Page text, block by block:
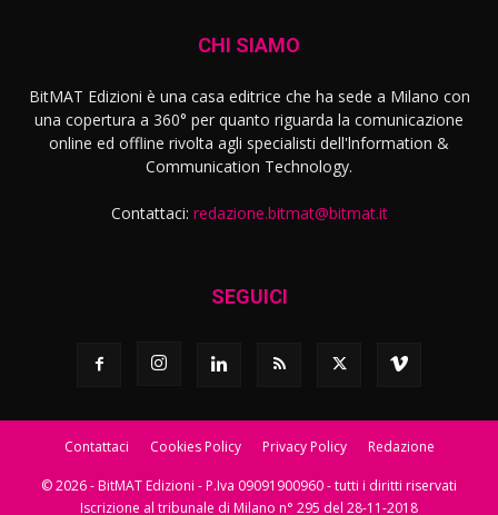
CHI SIAMO
BitMAT Edizioni è una casa editrice che ha sede a Milano con
una copertura a 360° per quanto riguarda la comunicazione
online ed offline rivolta agli specialisti dell'lnformation &
Communication Technology.
Contattaci: redazione.bitmat@bitmat.it
SEGUICI
Contattaci Cookies Policy Privacy Policy Redazione
© 2026 - BitMAT Edizioni - P.Iva 09091900960 - tutti i diritti riservati
Iscrizione al tribunale di Milano n° 295 del 28-11-2018